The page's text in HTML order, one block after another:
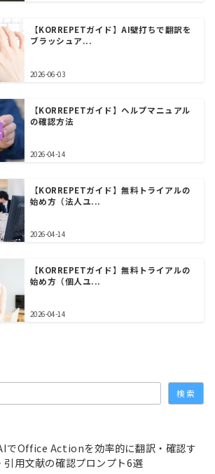
【KORREPETガイド】AI壁打ちで翻訳を
ブラッシュア...
2026-06-03
【KORREPETガイド】ヘルプマニュアル
の確認方法
2026-04-14
【KORREPETガイド】無料トライアルの
始め方（法人ユ...
2026-04-14
【KORREPETガイド】無料トライアルの
始め方（個人ユ...
2026-04-14
検索
AIでOffice Actionを効率的に翻訳・確認す
引用文献の確認プロンプト6選